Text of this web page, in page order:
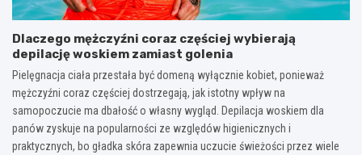
Dlaczego mężczyźni coraz częściej wybierają
depilację woskiem zamiast golenia
Pielęgnacja ciała przestała być domeną wyłącznie kobiet, ponieważ
mężczyźni coraz częściej dostrzegają, jak istotny wpływ na
samopoczucie ma dbałość o własny wygląd. Depilacja woskiem dla
panów zyskuje na popularności ze względów higienicznych i
praktycznych, bo gładka skóra zapewnia uczucie świeżości przez wiele